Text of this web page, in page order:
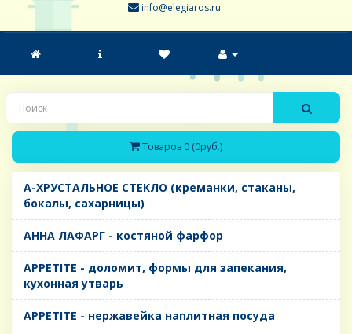
info@elegiaros.ru
Товаров 0 (0руб.)
A-ХРУСТАЛЬНОЕ СТЕКЛО (креманки, стаканы,
бокалы, сахарницы)
AHHA ЛАФАРГ - костяной фарфор
APPETITE - доломит, формы для запекания,
кухонная утварь
APPETITE - нержавейка наплитная посуда